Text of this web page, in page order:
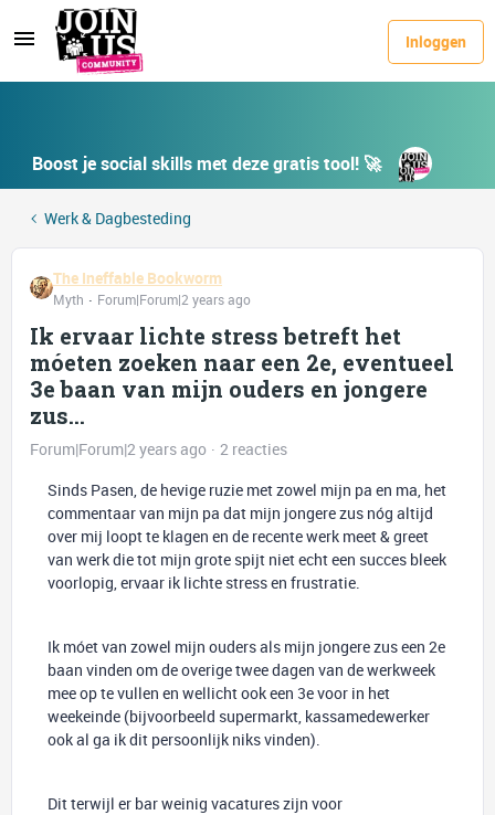
Inloggen
Boost je social skills met deze gratis tool! 🚀
Werk & Dagbesteding
The Ineffable Bookworm
Myth Forum|Forum|2 years ago
Ik ervaar lichte stress betreft het
móeten zoeken naar een 2e, eventueel
3e baan van mijn ouders en jongere
zus...
Forum|Forum|2 years ago
2 reacties
Sinds Pasen, de hevige ruzie met zowel mijn pa en ma, het
commentaar van mijn pa dat mijn jongere zus nóg altijd
over mij loopt te klagen en de recente werk meet & greet
van werk die tot mijn grote spijt niet echt een succes bleek
voorlopig, ervaar ik lichte stress en frustratie.
Ik móet van zowel mijn ouders als mijn jongere zus een 2e
baan vinden om de overige twee dagen van de werkweek
mee op te vullen en wellicht ook een 3e voor in het
weekeinde (bijvoorbeeld supermarkt, kassamedewerker
ook al ga ik dit persoonlijk niks vinden).
Dit terwijl er bar weinig vacatures zijn voor